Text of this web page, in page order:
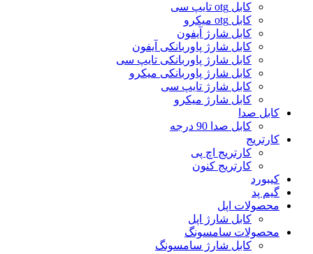
کابل otg تایپ سی
کابل otg میکرو
کابل شارژ آیفون
کابل شارژ پاوربانکی آیفون
کابل شارژ پاوربانکی تایپ سی
کابل شارژ پاوربانکی میکرو
کابل شارژ تایپ سی
کابل شارژ میکرو
کابل صدا
کابل صدا 90 درجه
کارتریج
کارتریج اچ پی
کارتریج کنون
کیبورد
گیم پد
محصولات اپل
کابل شارژ اپل
محصولات سامسونگ
کابل شارژ سامسونگ